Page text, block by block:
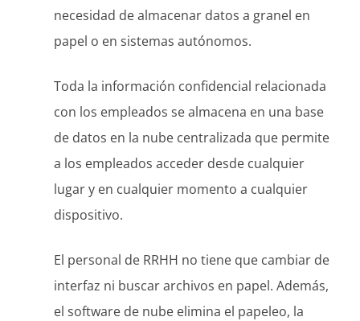
necesidad de almacenar datos a granel en
papel o en sistemas autónomos.
Toda la información confidencial relacionada
con los empleados se almacena en una base
de datos en la nube centralizada que permite
a los empleados acceder desde cualquier
lugar y en cualquier momento a cualquier
dispositivo.
El personal de RRHH no tiene que cambiar de
interfaz ni buscar archivos en papel. Además,
el software de nube elimina el papeleo, la